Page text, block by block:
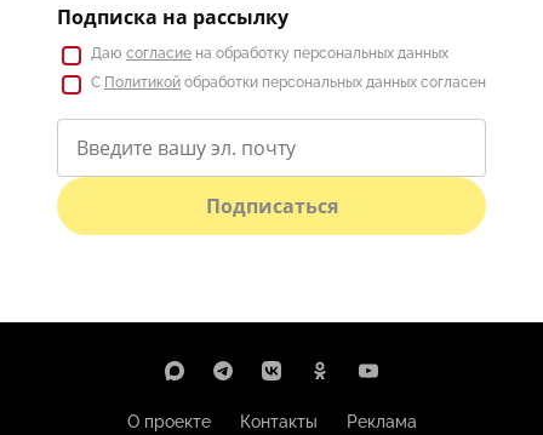
Подписка на рассылку
Даю согласие на обработку персональных данных
С Политикой обработки персональных данных согласен
Подписаться
О проекте Контакты
Реклама